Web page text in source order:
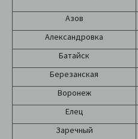
Азов
Александровка
Батайск
Березанская
Воронеж
Елец
Заречный